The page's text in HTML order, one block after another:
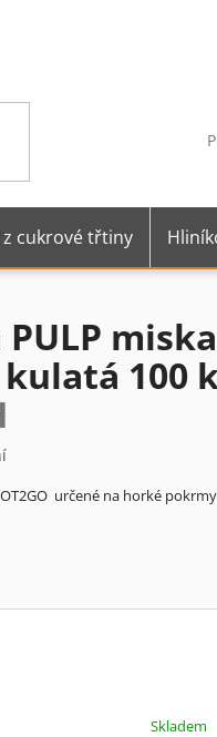
z cukrové třtiny
100
určené na horké
Skladem